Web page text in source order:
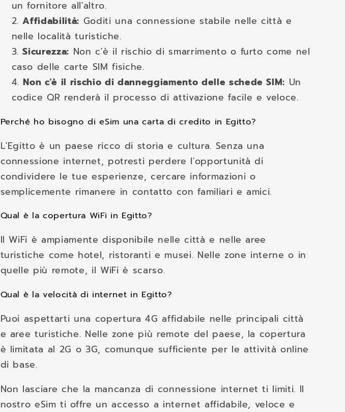
un fornitore all'altro.
Affidabilità: Goditi una connessione stabile nelle città e
nelle località turistiche.
Sicurezza: Non c'è il rischio di smarrimento o furto come nel
caso delle carte SIM fisiche.
Non c'è il rischio di danneggiamento delle schede SIM: Un
codice QR renderà il processo di attivazione facile e veloce.
Perché ho bisogno di eSim una carta di credito in Egitto?
L'Egitto è un paese ricco di storia e cultura. Senza una
connessione internet, potresti perdere l'opportunità di
condividere le tue esperienze, cercare informazioni o
semplicemente rimanere in contatto con familiari e amici.
Qual è la copertura WiFi in Egitto?
Il WiFi è ampiamente disponibile nelle città e nelle aree
turistiche come hotel, ristoranti e musei. Nelle zone interne o in
quelle più remote, il WiFi è scarso.
Qual è la velocità di internet in Egitto?
Puoi aspettarti una copertura 4G affidabile nelle principali città
e aree turistiche. Nelle zone più remote del paese, la copertura
è limitata al 2G o 3G, comunque sufficiente per le attività online
di base.
Non lasciare che la mancanza di connessione internet ti limiti. Il
nostro eSim ti offre un accesso a internet affidabile, veloce e